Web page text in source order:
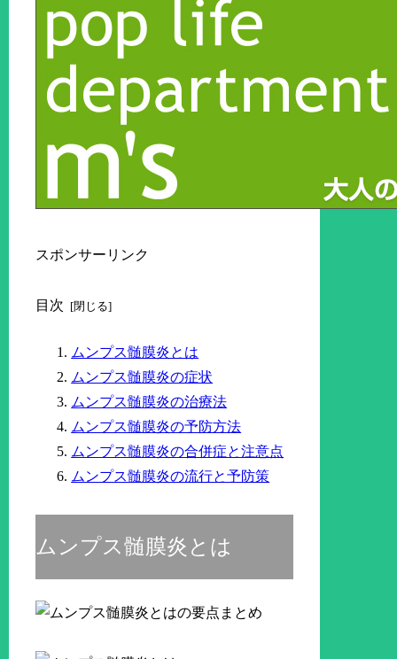
スポンサーリンク
目次
ムンプス髄膜炎とは
ムンプス髄膜炎の症状
ムンプス髄膜炎の治療法
ムンプス髄膜炎の予防方法
ムンプス髄膜炎の合併症と注意点
ムンプス髄膜炎の流行と予防策
ムンプス髄膜炎とは